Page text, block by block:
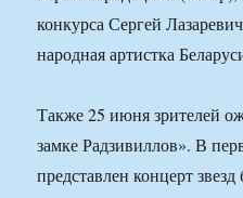
конкурса Сергей
народная артистка
Также 25 июня зрителей
замке Радзивиллов». В
представлен концерт